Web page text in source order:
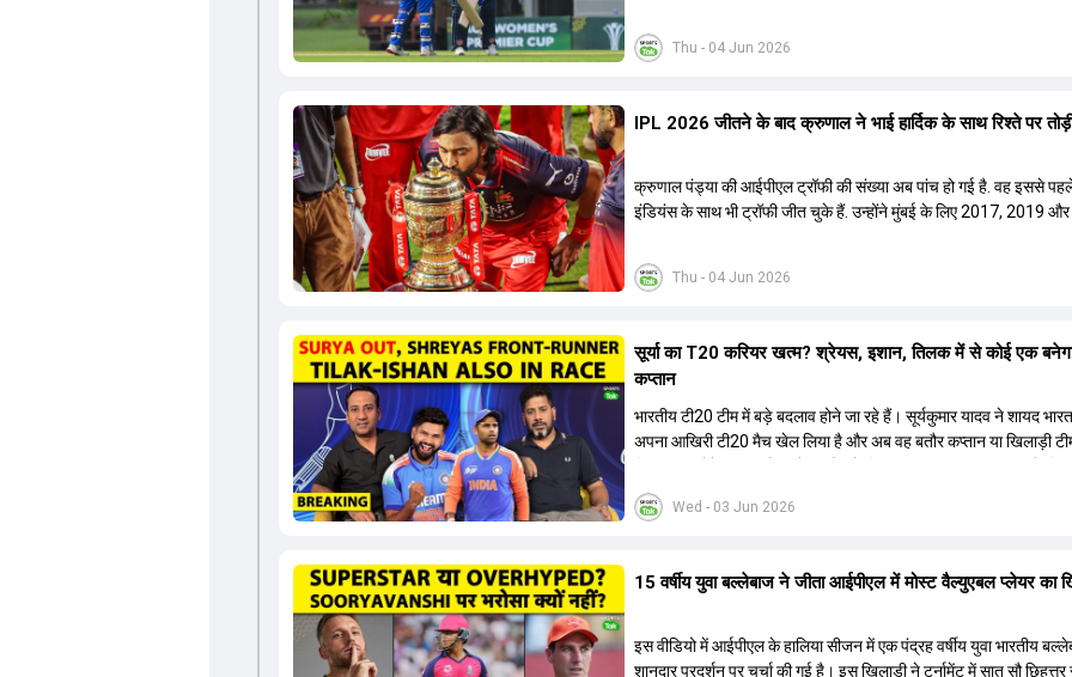
Thu - 04 Jun 2026
Thu - 04 Jun 2026
IPL 2026 जीतने के बाद क्रुणाल ने भाई हार्द‍िक के साथ र‍िश्ते पर
क्रुणाल पंड्या की आईपीएल ट्रॉफी की संख्या अब पांच हो गई है. वह इससे
इंडियंस के साथ भी ट्रॉफी जीत चुके हैं. उन्होंने मुंबई के लिए 2017, 2019
Wed - 03 Jun 2026
सूर्या का T20 करियर खत्म? श्रेयस, इशान, तिलक में से कोई एक
कप्तान
भारतीय टी20 टीम में बड़े बदलाव होने जा रहे हैं। सूर्यकुमार यादव ने शायद
अपना आखिरी टी20 मैच खेल लिया है और अब वह बतौर कप्तान या खिलाड़ी
की तलाश जारी है। इस रेस में श्रेयस अय्यर सबसे आगे चल रहे हैं। उनके
किशन और तिलक वर्मा भी कप्तानी के दावेदार हैं। अक्षर पटेल इस रेस में काफी
वैभव सूर्यवंशी को तीसरे ओपनर के तौर पर टीम में शामिल किया जाएगा, जबकि
और संजू सैमसन पहली पसंद होंगे। इसके अलावा नीतीश रेड्डी को बतौर
आगामी टी20 वर्ल्ड कप और 2028 ओलंपिक के लिए लंबी अवधि का विजन
हैं।
15 वर्षीय युवा बल्लेबाज ने जीता आईपीएल में मोस्ट वैल्युएबल प्लेयर का
इस वीडियो में आईपीएल के हालिया सीजन में एक पंद्रह वर्षीय युवा भारतीय
शानदार प्रदर्शन पर चर्चा की गई है। इस खिलाड़ी ने टूर्नामेंट में सात सौ